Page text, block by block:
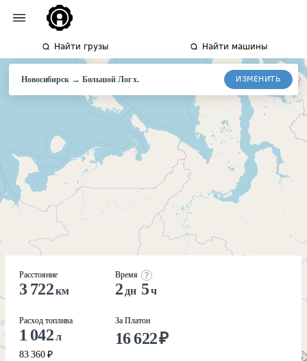
Найти грузы Найти машины
Новосибирск→ Большой Лог х. ИЗМЕНИТЬ
Расстояние
3 722км
Расход топлива
1 042л
83 360 ₽
Время
2 дн 5 ч
За Платон
16 622₽